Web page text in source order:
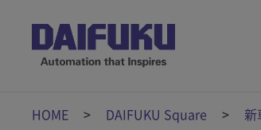
HOME DAIFUKU Square 新